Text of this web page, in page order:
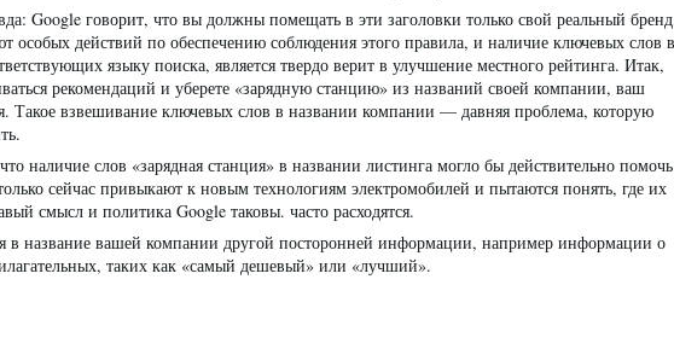
Google говорит, что вы должны помещать в эти заголовки только свой реальный
особых действий по обеспечению соблюдения этого правила, и наличие ключевых слов в
языку поиска, является твердо верит в улучшение местного рейтинга. Итак,
рекомендаций и уберете «зарядную станцию» из названий своей компании, ваш
Такое взвешивание ключевых слов в названии компании — давняя проблема, которую
наличие слов «зарядная станция» в названии листинга могло бы действительно помочь
сейчас привыкают к новым технологиям электромобилей и пытаются понять, где их
смысл и политика Google таковы. часто расходятся.
в название вашей компании другой посторонней информации, например информации о
таких как «самый дешевый» или «лучший».